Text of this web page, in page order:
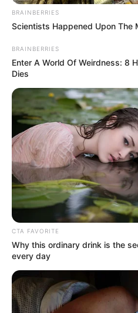
BRAINBERRIES
Scientists Happened Upon The
BRAINBERRIES
Enter A World Of Weirdness: 8
Dies
CTA FAVORITE
Why this ordinary drink is the
every day